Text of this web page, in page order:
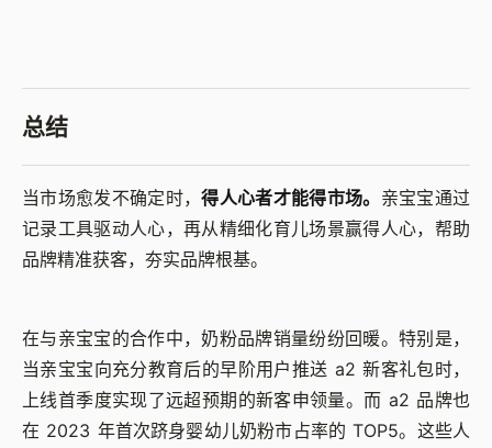
总结
当市场愈发不确定时，得人心者才能得市场。 亲宝宝通过
记录工具驱动人心，再从精细化育儿场景赢得人心，帮助
品牌精准获客，夯实品牌根基。
在与亲宝宝的合作中，奶粉品牌销量纷纷回暖。特别是，
当亲宝宝向充分教育后的早阶用户推送 a2 新客礼包时，
上线首季度实现了远超预期的新客申领量。而 a2 品牌也
在 2023 年首次跻身婴幼儿奶粉市占率的 TOP5。这些人